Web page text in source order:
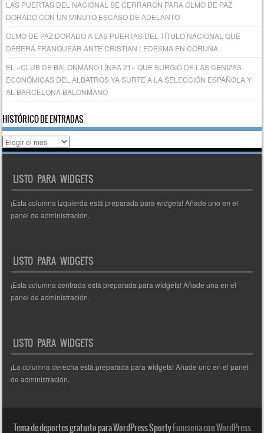
LAS PUERTAS DEL NACIONAL SE CERRARON PARA OLMO DE PAZ
DORADO CON UN MINUTO ESCASO DE ADELANTO
OLMO DE PAZ DORADO A LAS PUERTAS DEL TÍTULO NACIONAL QUE
DEBERÁ FRANQUEAR ANTE CRISTIAN LEDESMA EN CORUÑA
EL «CLUB DE BALONMANO LÍNEA 21» QUE SURGIÓ DE LAS CENIZAS
ECONÓMICAS DEL ALBATROS YA SURTE A LA SELECCIÓN ESPAÑOLA Y
AL BARCELONA BALONMANO
HISTÓRICO DE ENTRADAS
Histórico
de
LISTO PARA WIDGETS
¡Esta columna izquierda está preparada para widgets! Añade uno en el
panel de administración.
LISTO PARA WIDGETS
¡Esta columna centrada está preparada para widgets! Añade una en el
panel de administración.
LISTO PARA WIDGETS
¡La columna derecha está preparada para widgets! Añade uno en el panel
de administración.
Tema de deportes gratuito para WordPress SportyFunciona con WordPress